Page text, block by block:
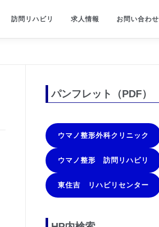
訪問リハビリ 求人情報 お問い合わせ
パンフレット（PDF）
ウマノ整形外科クリニック
ウマノ整形 訪問リハビリ
東住吉 リハビリセンター